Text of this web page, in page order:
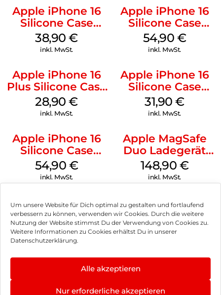
Um unsere Website für Dich optimal zu gestalten und fortlaufend
verbessern zu können, verwenden wir Cookies. Durch die weitere
Nutzung der Website stimmst Du der Verwendung von Cookies zu.
Weitere Informationen zu Cookies erhältst Du in unserer
Datenschutzerklärung.
Alle akzeptieren
Nur erforderliche akzeptieren
Apple iPhone 16
Silicone Case
MagSafe
Ultramarine
38,90€
inkl. MwSt.
Apple iPhone 16
Silicone Case
MagSafe Black
54,90 €
inkl. MwSt.
Apple iPhone 16
Plus Silicone Case
MagSafe Black
28,90€
inkl. MwSt.
Apple iPhone 16
Silicone Case
MagSafe Fuchsia
31,90€
inkl. MwSt.
Apple iPhone 16
Silicone Case
MagSafe Lake
Green
54,90 €
inkl. MwSt.
Apple MagSafe
Duo Ladegerät
Weiß
148,90 €
inkl. MwSt.
Impressum